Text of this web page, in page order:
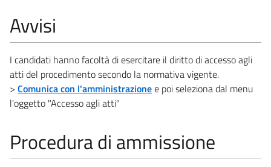
Avvisi
I candidati hanno facoltà di esercitare il diritto di accesso agli
atti del procedimento secondo la normativa vigente.
> Comunica con l'amministrazionee poi seleziona dal menu
l'oggetto "Accesso agli atti"
Procedura di ammissione